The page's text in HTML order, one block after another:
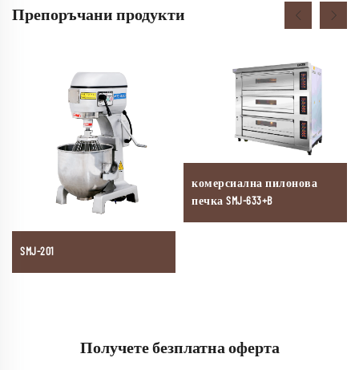
Препоръчани продукти
SMJ-201
комерсиална пилонова
печка SMJ-633+B
Получете безплатна оферта